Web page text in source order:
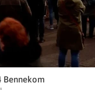
Bennekom